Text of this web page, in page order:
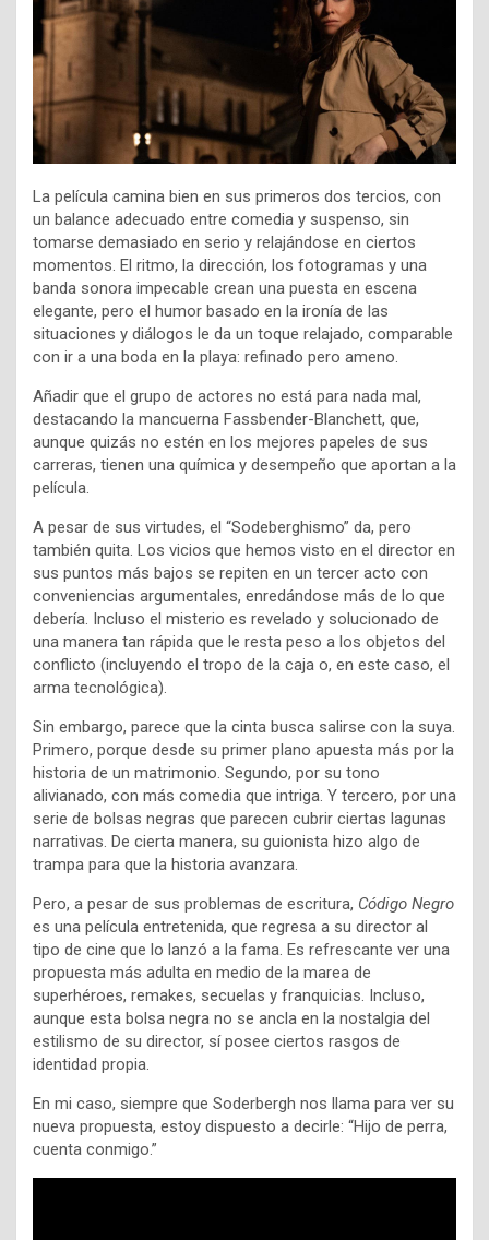
La película camina bien en sus primeros dos tercios, con
un balance adecuado entre comedia y suspenso, sin
tomarse demasiado en serio y relajándose en ciertos
momentos. El ritmo, la dirección, los fotogramas y una
banda sonora impecable crean una puesta en escena
elegante, pero el humor basado en la ironía de las
situaciones y diálogos le da un toque relajado, comparable
con ir a una boda en la playa: refinado pero ameno.
Añadir que el grupo de actores no está para nada mal,
destacando la mancuerna Fassbender-Blanchett, que,
aunque quizás no estén en los mejores papeles de sus
carreras, tienen una química y desempeño que aportan a la
película.
A pesar de sus virtudes, el “Sodeberghismo” da, pero
también quita. Los vicios que hemos visto en el director en
sus puntos más bajos se repiten en un tercer acto con
conveniencias argumentales, enredándose más de lo que
debería. Incluso el misterio es revelado y solucionado de
una manera tan rápida que le resta peso a los objetos del
conflicto (incluyendo el tropo de la caja o, en este caso, el
arma tecnológica).
Sin embargo, parece que la cinta busca salirse con la suya.
Primero, porque desde su primer plano apuesta más por la
historia de un matrimonio. Segundo, por su tono
alivianado, con más comedia que intriga. Y tercero, por una
serie de bolsas negras que parecen cubrir ciertas lagunas
narrativas. De cierta manera, su guionista hizo algo de
trampa para que la historia avanzara.
Pero, a pesar de sus problemas de escritura, Código Negro
es una película entretenida, que regresa a su director al
tipo de cine que lo lanzó a la fama. Es refrescante ver una
propuesta más adulta en medio de la marea de
superhéroes, remakes, secuelas y franquicias. Incluso,
aunque esta bolsa negra no se ancla en la nostalgia del
estilismo de su director, sí posee ciertos rasgos de
identidad propia.
En mi caso, siempre que Soderbergh nos llama para ver su
nueva propuesta, estoy dispuesto a decirle: “Hijo de perra,
cuenta conmigo.”